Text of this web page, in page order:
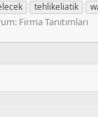
tehlikeliatik
Firma Tanıtımları